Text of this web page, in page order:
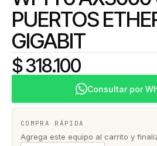
PUERTOS
GIGABIT
$ 318.100
Consultar por
COMPRA RÁPIDA
Agrega este equipo al carrito y